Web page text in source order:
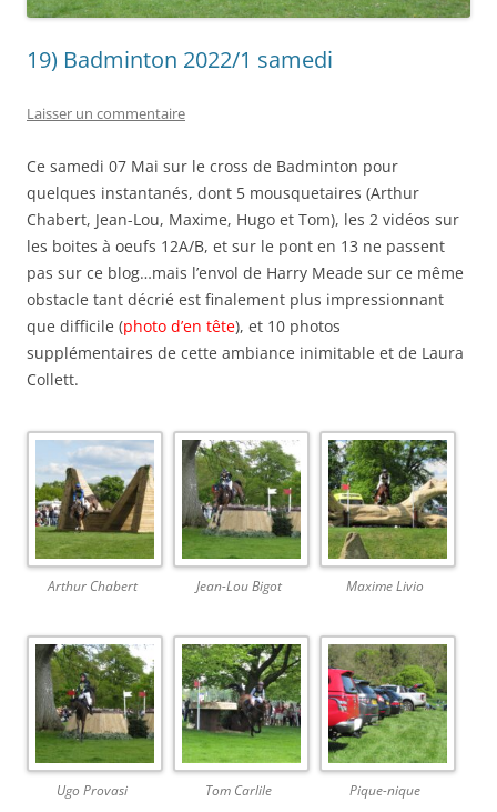
19) Badminton 2022/1 samedi
Laisser un commentaire
Ce samedi 07 Mai sur le cross de Badminton pour
quelques instantanés, dont 5 mousquetaires (Arthur
Chabert, Jean-Lou, Maxime, Hugo et Tom), les 2 vidéos sur
les boites à oeufs 12A/B, et sur le pont en 13 ne passent
pas sur ce blog…mais l’envol de Harry Meade sur ce même
obstacle tant décrié est finalement plus impressionnant
que difficile (photo d’en tête), et 10 photos
supplémentaires de cette ambiance inimitable et de Laura
Collett.
Arthur Chabert Jean-Lou Bigot Maxime Livio
Ugo Provasi Tom Carlile Pique-nique